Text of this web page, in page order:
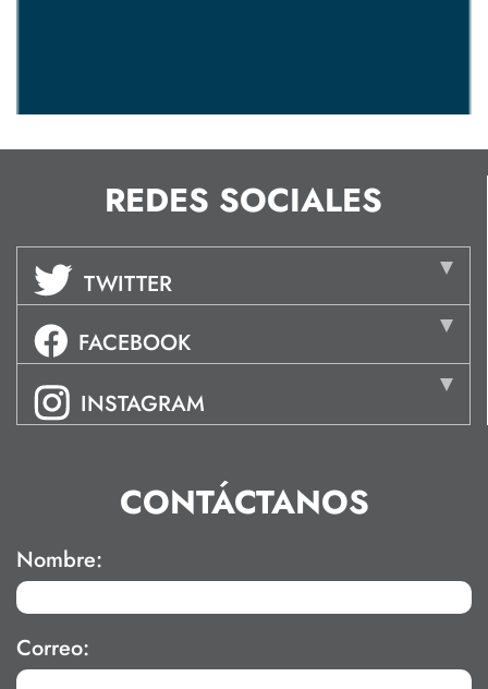
REDES SOCIALES
TWITTER
FACEBOOK
INSTAGRAM
CONTÁCTANOS
Nombre:
Correo: